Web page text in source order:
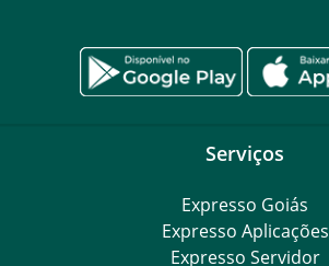
Serviços
Expresso Goiás
Expresso Aplicações
Expresso Servidor